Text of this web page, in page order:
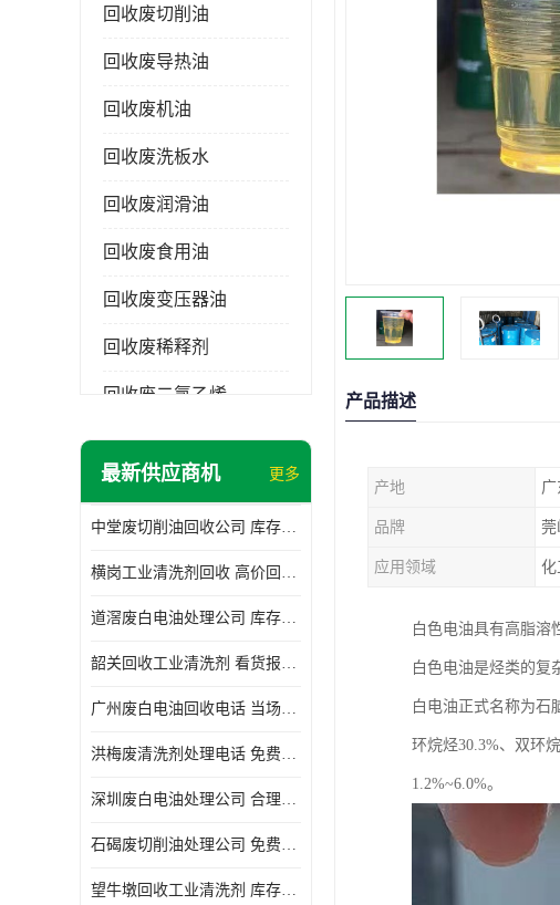
回收废切削油
回收废导热油
回收废机油
回收废洗板水
回收废润滑油
回收废食用油
回收废变压器油
回收废稀释剂
回收废二氯乙烯
回收废清洗剂
回收废三氯乙烯
回收废清洗液
最新供应商机 更多
中堂废切削油回收公司 库存积压回收 义乌市永峰贸易商行
横岗工业清洗剂回收 高价回收 量大量小均可
道滘废白电油处理公司 库存积压回收 量大量小均可
韶关回收工业清洗剂 看货报价 欢迎电话咨询
广州废白电油回收电话 当场结算 现款结算
洪梅废清洗剂处理电话 免费估价 大量尾货回收
深圳废白电油处理公司 合理估价 上门评估报价
石碣废切削油处理公司 免费估价 量大量小均可
望牛墩回收工业清洗剂 库存积压回收 大量尾货回收
产品描述
产地 广
品牌 莞
应用领域 化
白色电油具有高脂溶
白色电油是烃类的复
白电油正式名称为石
环烷烃30.3%、双环
1.2%~6.0%。